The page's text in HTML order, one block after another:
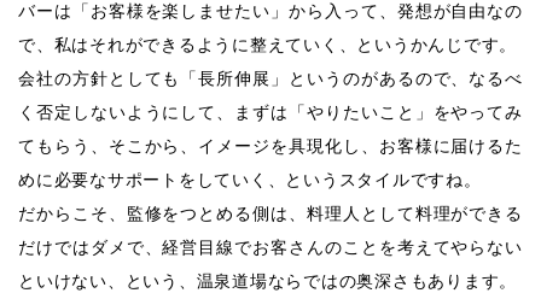
バーは「お客様を楽しませたい」から入って、発想が自由なの
で、私はそれができるように整えていく、というかんじです。
会社の方針としても「長所伸展」というのがあるので、なるべ
く否定しないようにして、まずは「やりたいこと」をやってみ
てもらう、そこから、イメージを具現化し、お客様に届けるた
めに必要なサポートをしていく、というスタイルですね。
だからこそ、監修をつとめる側は、料理人として料理ができる
だけではダメで、経営目線でお客さんのことを考えてやらない
といけない、という、温泉道場ならではの奥深さもあります。